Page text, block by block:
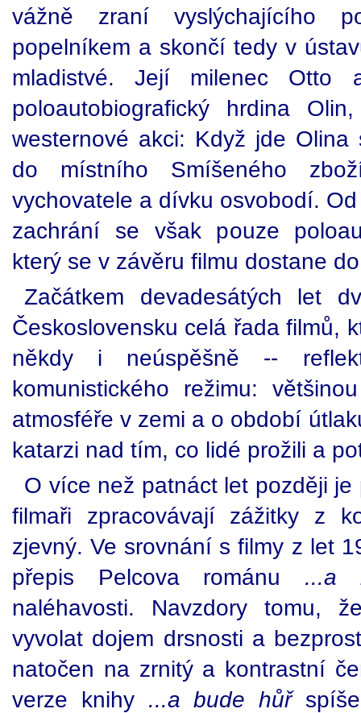
vážně zraní vyslýchajícího
popelníkem a skončí tedy v
mladistvé. Její milenec Otto
poloautobiografický hrdina
westernové akci: Když jde
do místního Smíšeného
vychovatele a dívku osvobodí.
zachrání se však pouze
který se v závěru filmu dostane
Začátkem devadesátých let
Československu celá řada filmů,
někdy i neúspěšně --
komunistického režimu:
atmosféře v zemi a o období
katarzi nad tím, co lidé prožili a
O více než patnáct let později
filmaři zpracovávají zážitky z
zjevný. Ve srovnání s filmy z let
přepis Pelcova románu ...a
naléhavosti. Navzdory tomu,
vyvolat dojem drsnosti a
natočen na zrnitý a kontrastní
verze knihy ...a bude hůřspíše